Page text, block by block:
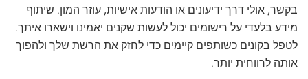
בקשר, אולי דרך ידיעונים או הודעות אישיות, עוזר המון. שיתוף
מידע בלעדי על רישומים יכול לעשות שקנים יאמינו וישארו איתך.
לטפל בקונים כשותפים קיימים כדי לחזק את הרשת שלך ולהפוך
אותה לרווחית יותר.